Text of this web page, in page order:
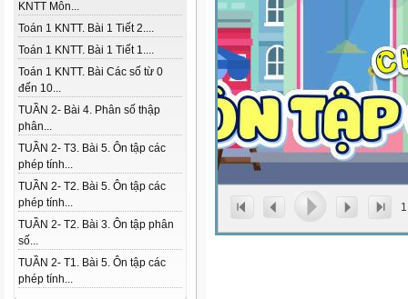
KNTT Môn...
Toán 1 KNTT. Bài 1 Tiết 2....
Toán 1 KNTT. Bài 1 Tiết 1....
Toán 1 KNTT. Bài Các số từ 0
đến 10...
TUẦN 2- Bài 4. Phân số thập
phân...
TUẦN 2- T3. Bài 5. Ôn tập các
phép tính...
TUẦN 2- T2. Bài 5. Ôn tập các
phép tính...
TUẦN 2- T2. Bài 3. Ôn tập phân
số...
TUẦN 2- T1. Bài 5. Ôn tập các
phép tính...
1